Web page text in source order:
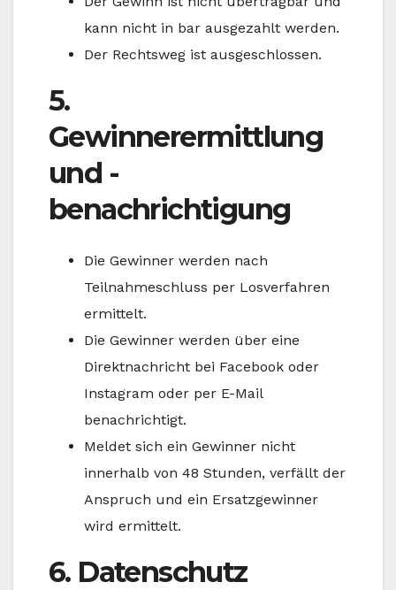
kann nicht in bar ausgezahlt werden.
Der Rechtsweg ist ausgeschlossen.
5.
Gewinnerermittlung
und -
benachrichtigung
Die Gewinner werden nach
Teilnahmeschluss per Losverfahren
ermittelt.
Die Gewinner werden über eine
Direktnachricht bei Facebook oder
Instagram oder per E-Mail
benachrichtigt.
Meldet sich ein Gewinner nicht
innerhalb von 48 Stunden, verfällt der
Anspruch und ein Ersatzgewinner
wird ermittelt.
6. Datenschutz